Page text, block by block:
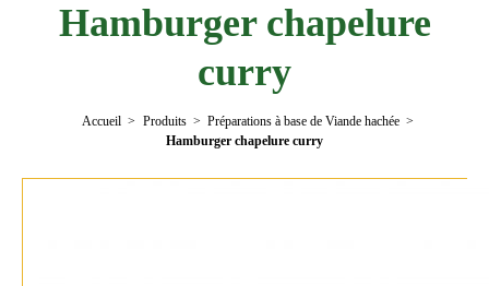
Hamburger chapelure
curry
Accueil Produits
Préparations à base de Viande hachée
Hamburger chapelure curry